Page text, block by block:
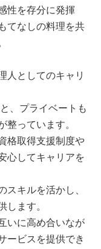
性を存分に発揮
てなしの料理を共
人としてのキャリ
、プライベートも
整っています。
格取得支援制度や
心してキャリアを
スキルを活かし、
します。
いに高め合いなが
ービスを提供でき